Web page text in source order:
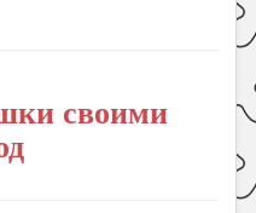
своими